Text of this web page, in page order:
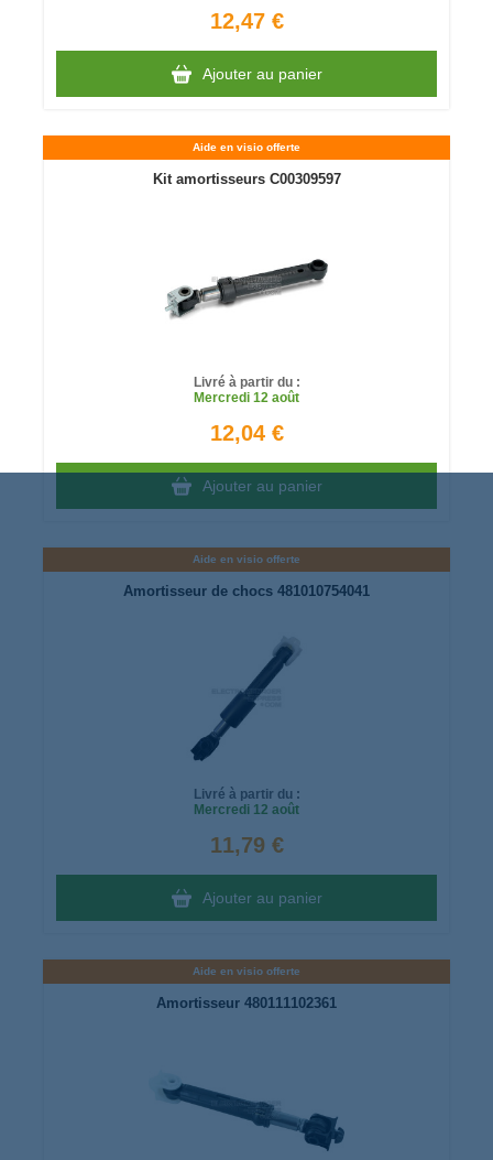
12,47 €
Ajouter au panier
Aide en visio offerte
Kit amortisseurs C00309597
Livré à partir du :
Mercredi 12 août
12,04 €
Ajouter au panier
Aide en visio offerte
Amortisseur de chocs 481010754041
Livré à partir du :
Mercredi 12 août
11,79 €
Ajouter au panier
Aide en visio offerte
Amortisseur 480111102361